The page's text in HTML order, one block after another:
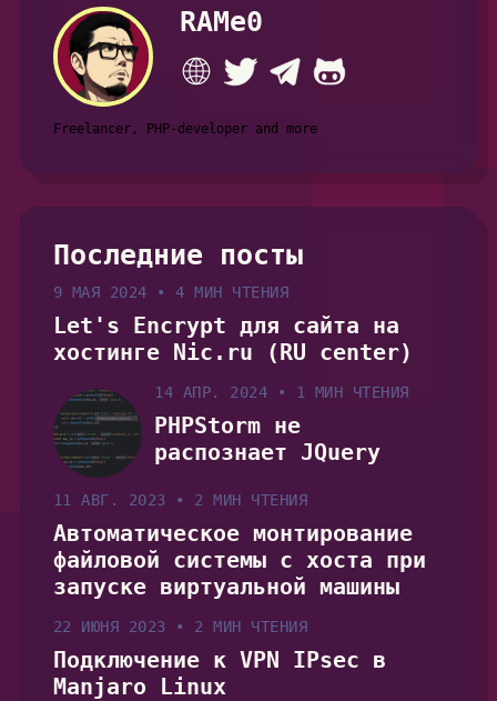
RAMe0
Freelancer, PHP-developer and more
Последние посты
9 МАЯ 2024 • 4 МИН ЧТЕНИЯ
Let's Encrypt для сайта на
хостинге Nic.ru (RU center)
14 АПР. 2024 • 1 МИН ЧТЕНИЯ
PHPStorm не
распознает JQuery
11 АВГ. 2023 • 2 МИН ЧТЕНИЯ
Автоматическое монтирование
файловой системы с хоста при
запуске виртуальной машины
22 ИЮНЯ 2023 • 2 МИН ЧТЕНИЯ
Подключение к VPN IPsec в
Manjaro Linux